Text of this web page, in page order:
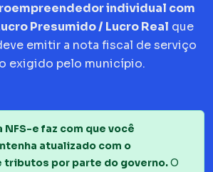
individual com
Presumido / Lucro Real que
emitir a nota fiscal de serviço
exigido pelo município.
NFS-e faz com que você
atualizado com o
tributos por parte do governo.O